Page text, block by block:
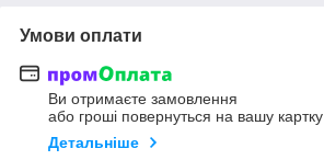
Умови оплати
Ви отримаєте замовлення
або гроші повернуться на вашу картку
Детальніше